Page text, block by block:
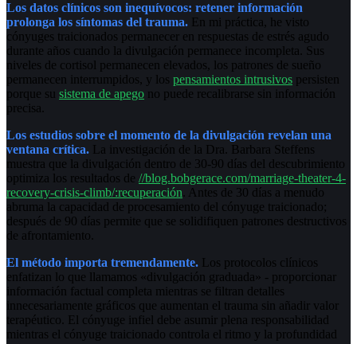
Los datos clínicos son inequívocos: retener información
prolonga los síntomas del trauma. En mi práctica, he visto
cónyuges traicionados permanecer en respuestas de estrés agudo
durante años cuando la divulgación permanece incompleta. Sus
niveles de cortisol permanecen elevados, los patrones de sueño
permanecen interrumpidos, y los pensamientos intrusivos persisten
porque su sistema de apego no puede recalibrarse sin información
precisa.
Los estudios sobre el momento de la divulgación revelan una
ventana crítica. La investigación de la Dra. Barbara Steffens
muestra que la divulgación dentro de 30-90 días del descubrimiento
optimiza los resultados de //blog.bobgerace.com/marriage-theater-4-
recovery-crisis-climb/:recuperación . Antes de 30 días a menudo
abruma la capacidad de procesamiento del cónyuge traicionado;
después de 90 días permite que se solidifiquen patrones destructivos
de afrontamiento.
El método importa tremendamente. Los protocolos clínicos
enfatizan lo que llamamos «divulgación graduada» - proporcionar
información factual completa mientras se filtran detalles
innecesariamente gráficos que aumentan el trauma sin añadir valor
terapéutico. El cónyuge infiel debe asumir plena responsabilidad
mientras el cónyuge traicionado controla el ritmo y la profundidad